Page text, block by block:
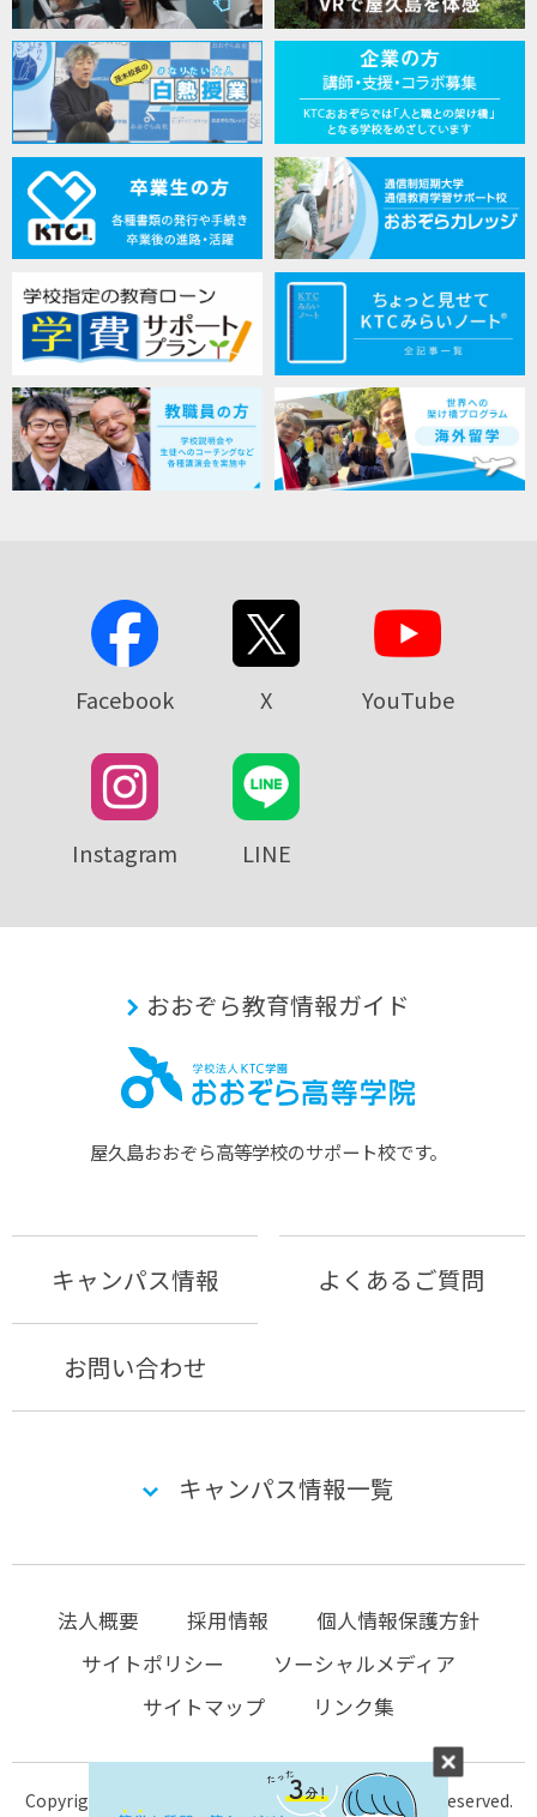
Facebook X YouTube
Instagram LINE
おおぞら教育情報ガイド
屋久島おおぞら⾼等学校のサポート校です。
キャンパス情報 よくあるご質問
お問い合わせ
キャンパス情報一覧
法人概要 採用情報
個人情報保護方針
サイトポリシー
ソーシャルメディア
サイトマップ
リンク集
Copyright © 2004-2026 KTC-school.com All Rights Reserved.